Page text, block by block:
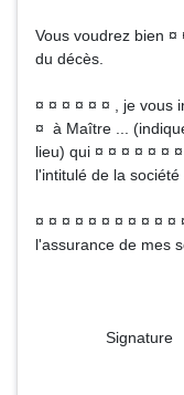
Vous voudrez bien
du décès.
¤ ¤ ¤ ¤ ¤ ¤ , je vous
¤ à Maître ...
lieu) qui ¤ ¤ ¤ ¤ ¤ ¤
l'intitulé de la
¤ ¤ ¤ ¤ ¤ ¤ ¤ ¤ ¤ ¤ ¤
l'assurance de mes
Signature